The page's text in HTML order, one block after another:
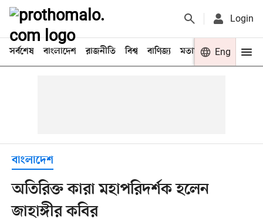
Login
সর্বশেষ বাংলাদেশ রাজনীতি বিশ্ব বাণিজ্য মতামত খেলা
Eng
বাংলাদেশ
অতিরিক্ত কারা মহাপরিদর্শক হলেন
জাহাঙ্গীর কবির